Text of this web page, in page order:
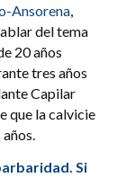
Ansorena,
del tema
20 años
tres años
Capilar
que la calvicie
Si